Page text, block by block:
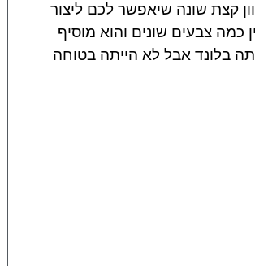
קצת שונה שיאפשר לכם ליצור
כמה צבעים שונים והוא מוסיף
בלונד אבל לא הייתה בטוחה